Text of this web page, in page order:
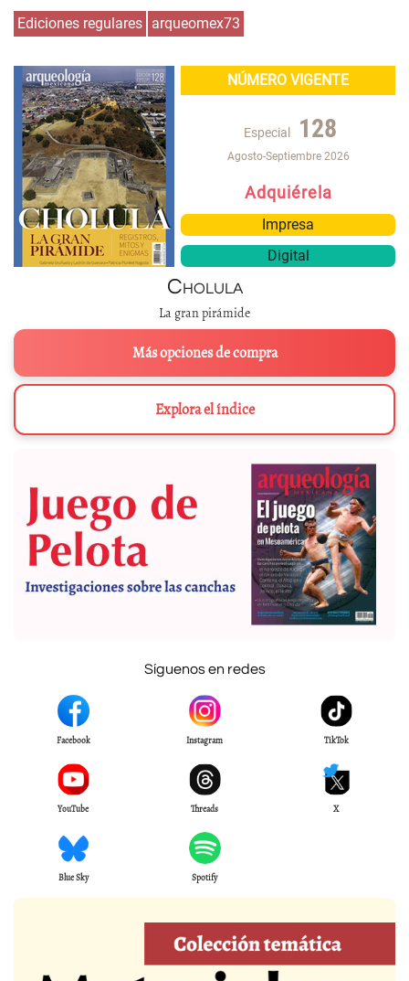
Ediciones regulares arqueomex73
NÚMERO VIGENTE
Especial 128
Agosto-Septiembre 2026
Adquiérela
Impresa
Digital
Cholula
La gran pirámide
Más opciones de compra
Explora el índice
Síguenos en redes
Facebook Instagram TikTok
YouTube Threads X
Blue Sky Spotify